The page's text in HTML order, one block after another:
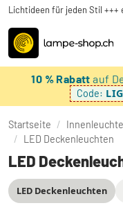
Lichtideen für jeden Stil +++
10 % Rabattauf
Code:
Startseite /
/ LED Deckenleuchten
LED
LED Deckenleuchten